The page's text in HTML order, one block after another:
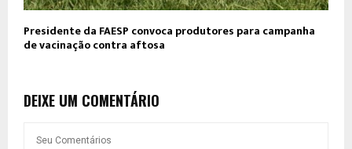
Presidente da FAESP convoca produtores para campanha
de vacinação contra aftosa
DEIXE UM COMENTÁRIO